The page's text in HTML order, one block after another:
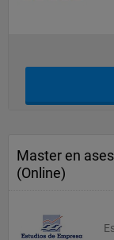
Master en
(Online)